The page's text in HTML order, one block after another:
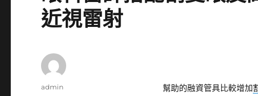
近視雷射
幫助的融資管具比較增加
作
admin